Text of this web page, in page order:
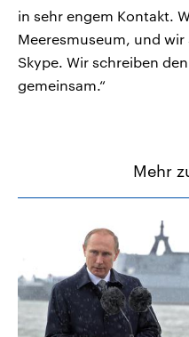
in sehr engem Kontakt.
Meeresmuseum, und
Skype. Wir schreiben
gemeinsam.“
Mehr